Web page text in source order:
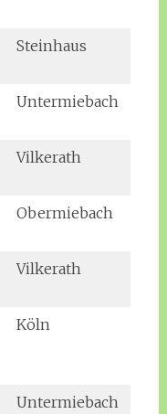
Steinhaus
Untermiebach
Vilkerath
Obermiebach
Vilkerath
Köln
Untermiebach